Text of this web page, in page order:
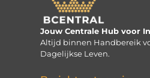
Jouw Centrale Hub voor
Altijd binnen Handbereik
Dagelijkse Leven.